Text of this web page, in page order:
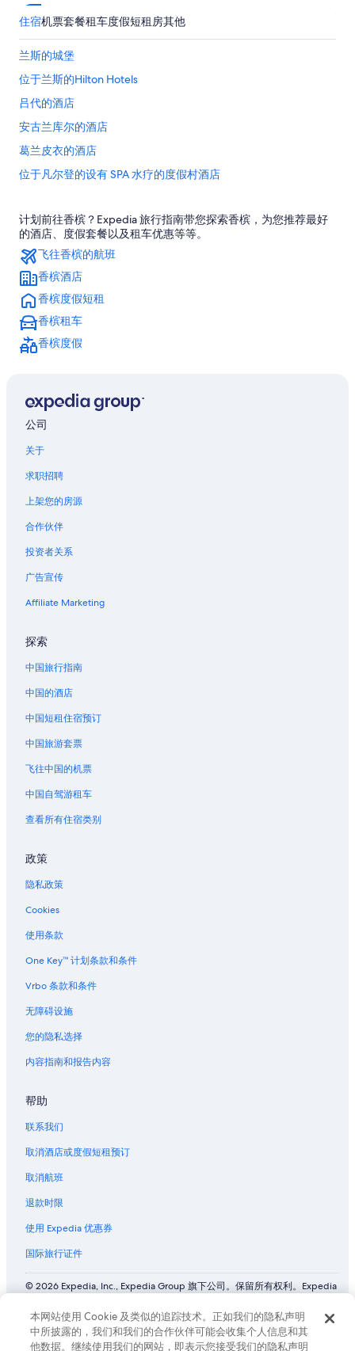
住宿机票套餐租车度假短租房其他
兰斯的城堡
位于兰斯的Hilton Hotels
吕代的酒店
安古兰库尔的酒店
葛兰皮衣的酒店
位于凡尔登的设有 SPA 水疗的度假村酒店
梅斯的酒店
艾培涅的酒店
莱恩的酒店
奥布河畔阿尔西的酒店
圣瑞利安莱维拉的酒店
佩西科斯东的酒店
马恩河畔沙蒂隆的酒店
计划前往香槟？Expedia 旅行指南带您探索香槟，为您推荐最好
的酒店、度假套餐以及租车优惠等等。
飞往香槟的航班
香槟酒店
香槟度假短租
香槟租车
香槟度假
公司
关于
求职招聘
上架您的房源
合作伙伴
投资者关系
广告宣传
Affiliate Marketing
探索
中国旅行指南
中国的酒店
中国短租住宿预订
中国旅游套票
飞往中国的机票
中国自驾游租车
查看所有住宿类别
政策
隐私政策
Cookies
使用条款
One Key™ 计划条款和条件
Vrbo 条款和条件
无障碍设施
您的隐私选择
内容指南和报告内容
帮助
联系我们
取消酒店或度假短租预订
取消航班
退款时限
使用 Expedia 优惠券
国际旅行证件
© 2026 Expedia, Inc., Expedia Group 旗下公司。保留所有权利。Expedia
标。 CST# 2029030-50.
本网站使用 Cookie 及类似的追踪技术。正如我们的隐私声明
中所披露的，我们和我们的合作伙伴可能会收集个人信息和其
他数据。继续使用我们的网站，即表示您接受我们的隐私声明